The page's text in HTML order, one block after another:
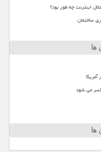
اینترنت چه طور بود؟
ساختمان
ها
کسر می شود
ها